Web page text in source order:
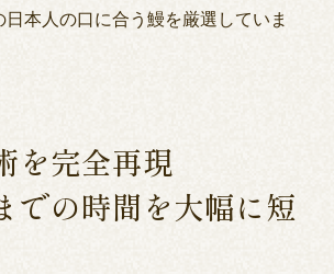
日本人の口に合う鰻を厳選していま
を完全再現
での時間を大幅に短